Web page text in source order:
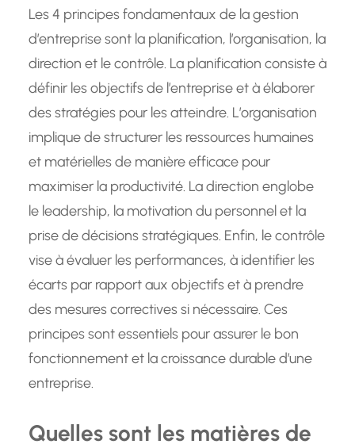
Les 4 principes fondamentaux de la gestion
d’entreprise sont la planification, l’organisation, la
direction et le contrôle. La planification consiste à
définir les objectifs de l’entreprise et à élaborer
des stratégies pour les atteindre. L’organisation
implique de structurer les ressources humaines
et matérielles de manière efficace pour
maximiser la productivité. La direction englobe
le leadership, la motivation du personnel et la
prise de décisions stratégiques. Enfin, le contrôle
vise à évaluer les performances, à identifier les
écarts par rapport aux objectifs et à prendre
des mesures correctives si nécessaire. Ces
principes sont essentiels pour assurer le bon
fonctionnement et la croissance durable d’une
entreprise.
Quelles sont les matières de